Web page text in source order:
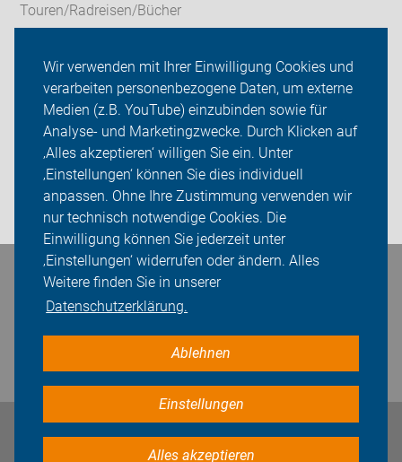
Wir verwenden mit Ihrer Einwilligung Cookies und
verarbeiten personenbezogene Daten, um externe
Medien (z.B. YouTube) einzubinden sowie für
Analyse- und Marketingzwecke. Durch Klicken auf
‚Alles akzeptieren‘ willigen Sie ein. Unter
‚Einstellungen‘ können Sie dies individuell
anpassen. Ohne Ihre Zustimmung verwenden wir
nur technisch notwendige Cookies. Die
Einwilligung können Sie jederzeit unter
‚Einstellungen‘ widerrufen oder ändern. Alles
Weitere finden Sie in unserer
Datenschutzerklärung.
Ablehnen
Einstellungen
Alles akzeptieren
Touren/Radreisen/Bücher
ADFC Leverkusen
Sei dabei
Presse
Login
Bleiben Sie in Kontakt
Impressum Datenschutz Cookie-Einstellungen